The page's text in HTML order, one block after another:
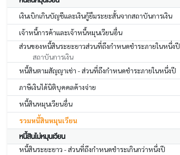
เงินเบิกเกินบัญชีและเงินกู้ยืมระยะสั้นจากสถาบันการเงิน
เจ้าหนี้การค้าและเจ้าหนี้หมุนเวียนอื่น
ส่วนของหนี้สินระยะยาวส่วนที่ถึงกำหนดชำระภายในหนึ่งปี
สถาบันการเงิน
หนี้สินตามสัญญาเช่า - ส่วนที่ถึงกำหนดชำระภายในหนึ่งปี
ภาษีเงินได้นิติบุคคลค้างจ่าย
หนี้สินหมุนเวียนอื่น
รวมหนี้สินหมุนเวียน
หนี้สินไม่หมุนเวียน
หนี้สินระยะยาว - ส่วนที่ถึงกำหนดชำระเกินกว่าหนึ่งปี